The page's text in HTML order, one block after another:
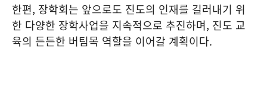
한편, 장학회는 앞으로도 진도의 인재를 길러내기 위
한 다양한 장학사업을 지속적으로 추진하며, 진도 교
육의 든든한 버팀목 역할을 이어갈 계획이다.